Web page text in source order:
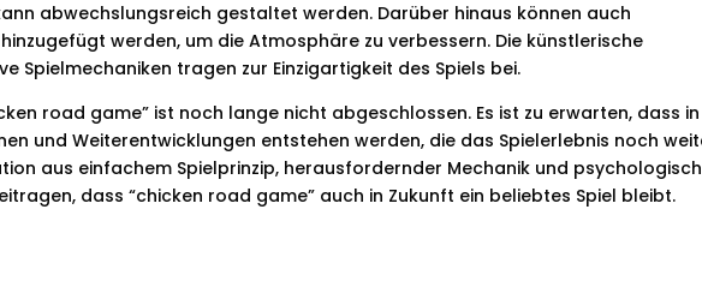
abwechslungsreich gestaltet werden. Darüber hinaus können auch
werden, um die Atmosphäre zu verbessern. Die künstlerische
Spielmechaniken tragen zur Einzigartigkeit des Spiels bei.
road game” ist noch lange nicht abgeschlossen. Es ist zu erwarten, dass in
und Weiterentwicklungen entstehen werden, die das Spielerlebnis noch
aus einfachem Spielprinzip, herausfordernder Mechanik und
dass “chicken road game” auch in Zukunft ein beliebtes Spiel bleibt.